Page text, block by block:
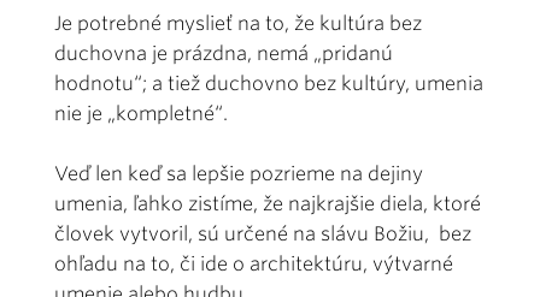
Je potrebné myslieť na to, že kultúra bez
duchovna je prázdna, nemá „pridanú
hodnotu“; a tiež duchovno bez kultúry, umenia
nie je „kompletné“.
Veď len keď sa lepšie pozrieme na dejiny
umenia, ľahko zistíme, že najkrajšie diela, ktoré
človek vytvoril, sú určené na slávu Božiu, bez
ohľadu na to, či ide o architektúru, výtvarné